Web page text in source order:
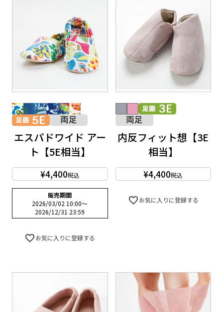
エスパドワイド アー
ト【5E相当】
¥4,400税込
販売期間
2026/03/02 10:00〜
2026/12/31 23:59
お気に入りに登録する
内反フィット想【3E
相当】
¥4,400税込
お気に入りに登録する